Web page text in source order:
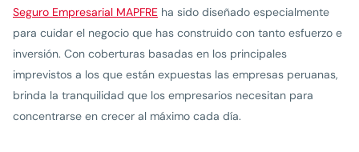
Seguro Empresarial MAPFRE ha sido diseñado especialmente
para cuidar el negocio que has construido con tanto esfuerzo e
inversión. Con coberturas basadas en los principales
imprevistos a los que están expuestas las empresas peruanas,
brinda la tranquilidad que los empresarios necesitan para
concentrarse en crecer al máximo cada día.